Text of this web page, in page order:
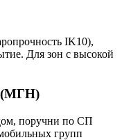
IK10),
Для зон с высокой
(МГН)
поручни по СП
групп